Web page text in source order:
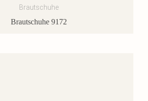
Brautschuhe
Brautschuhe 9172